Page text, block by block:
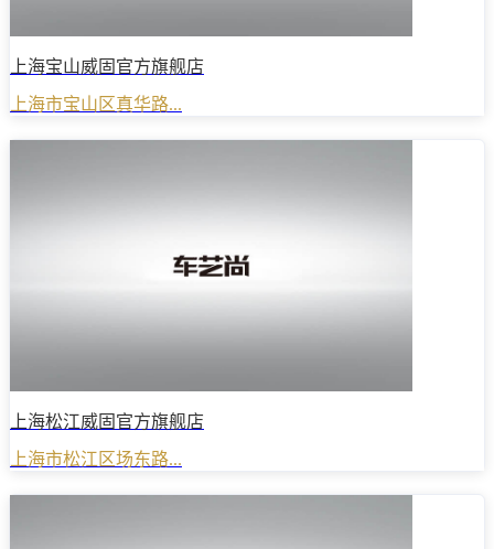
上海宝山威固官方旗舰店
上海市宝山区真华路...
上海松江威固官方旗舰店
上海市松江区场东路...